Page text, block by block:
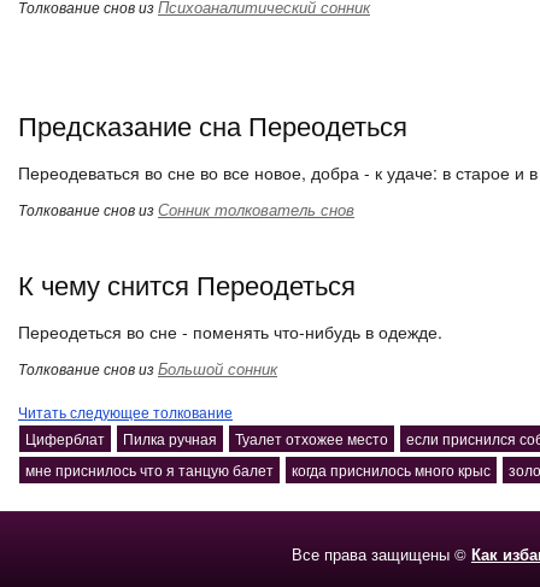
Толкование снов изПсихоаналитический сонник
Предсказание сна Переодеться
Переодеваться во сне во все новое, добра - к удаче: в старое и
Толкование снов изСонник толкователь снов
К чему снится Переодеться
Переодеться во сне - поменять что-нибудь в одежде.
Толкование снов изБольшой сонник
Читать следующее толкование
Циферблат
Пилка ручная Туалет отхожее место
если приснился
мне приснилось что я танцую балет
когда приснилось много крыс
Все права защищены © Как